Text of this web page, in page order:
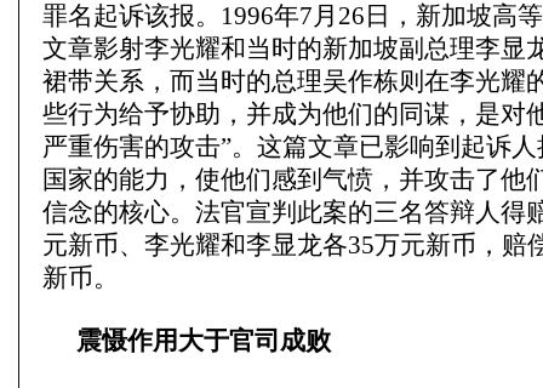
罪名起诉该报。1996年7月26日，新加坡高
文章影射李光耀和当时的新加坡副总理李显
裙带关系，而当时的总理吴作栋则在李光耀
些行为给予协助，并成为他们的同谋，是对
严重伤害的攻击”。这篇文章已影响到起诉
国家的能力，使他们感到气愤，并攻击了他
信念的核心。法官宣判此案的三名答辩人得
元新币、李光耀和李显龙各35万元新币，赔
新币。
震慑作用大于官司成败